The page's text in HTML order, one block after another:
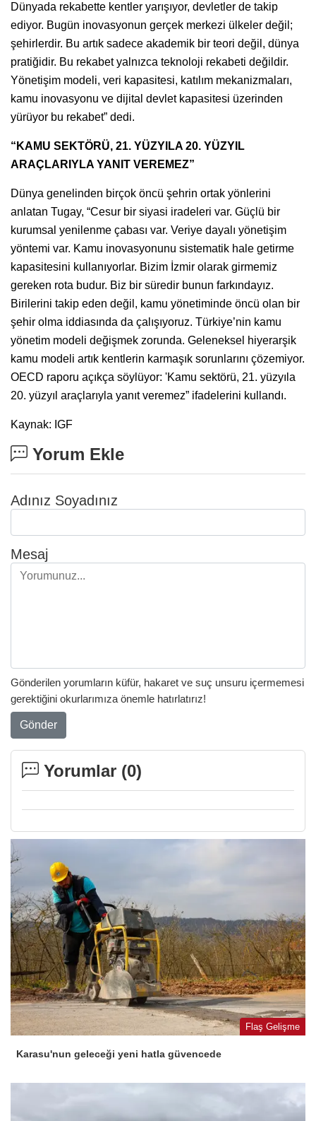
Dünyada rekabette kentler yarışıyor, devletler de takip
ediyor. Bugün inovasyonun gerçek merkezi ülkeler değil;
şehirlerdir. Bu artık sadece akademik bir teori değil, dünya
pratiğidir. Bu rekabet yalnızca teknoloji rekabeti değildir.
Yönetişim modeli, veri kapasitesi, katılım mekanizmaları,
kamu inovasyonu ve dijital devlet kapasitesi üzerinden
yürüyor bu rekabet” dedi.
“KAMU SEKTÖRÜ, 21. YÜZYILA 20. YÜZYIL
ARAÇLARIYLA YANIT VEREMEZ”
Dünya genelinden birçok öncü şehrin ortak yönlerini
anlatan Tugay, “Cesur bir siyasi iradeleri var. Güçlü bir
kurumsal yenilenme çabası var. Veriye dayalı yönetişim
yöntemi var. Kamu inovasyonunu sistematik hale getirme
kapasitesini kullanıyorlar. Bizim İzmir olarak girmemiz
gereken rota budur. Biz bir süredir bunun farkındayız.
Birilerini takip eden değil, kamu yönetiminde öncü olan bir
şehir olma iddiasında da çalışıyoruz. Türkiye’nin kamu
yönetim modeli değişmek zorunda. Geleneksel hiyerarşik
kamu modeli artık kentlerin karmaşık sorunlarını çözemiyor.
OECD raporu açıkça söylüyor: 'Kamu sektörü, 21. yüzyıla
20. yüzyıl araçlarıyla yanıt veremez” ifadelerini kullandı.
Kaynak: IGF
Yorum Ekle
Adınız Soyadınız
Mesaj
Gönderilen yorumların küfür, hakaret ve suç unsuru içermemesi
gerektiğini okurlarımıza önemle hatırlatırız!
Gönder
Yorumlar (0)
Flaş Gelişme
Karasu'nun geleceği yeni hatla güvencede